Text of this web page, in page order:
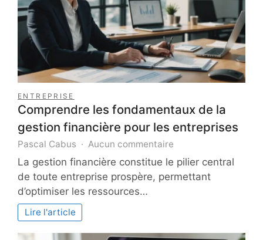
ENTREPRISE
Comprendre les fondamentaux de la
gestion financière pour les entreprises
Pascal Cabus Aucun commentaire
Comprendre
les
fondamentaux
financière
La gestion financière constitue le pilier central
de toute entreprise prospère, permettant
d’optimiser les ressources…
Lire l'article